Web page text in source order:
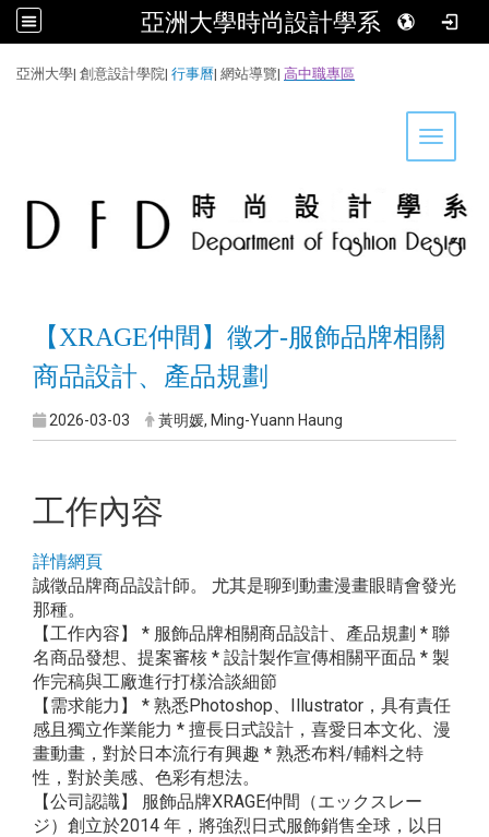
亞洲大學時尚設計學系
亞洲大學| 創意設計學院| 行事曆| 網站導覽| 高中職專區
Toggle
【XRAGE仲間】徵才-服飾品牌相關
商品設計、產品規劃
2026-03-03 黃明媛, Ming-Yuann Haung
工作內容
詳情網頁
誠徵品牌商品設計師。 尤其是聊到動畫漫畫眼睛會發光
那種。
【工作內容】 * 服飾品牌相關商品設計、產品規劃 * 聯
名商品發想、提案審核 * 設計製作宣傳相關平面品 * 製
作完稿與工廠進行打樣洽談細節
【需求能力】 * 熟悉Photoshop、Illustrator，具有責任
感且獨立作業能力 * 擅長日式設計，喜愛日本文化、漫
畫動畫，對於日本流行有興趣 * 熟悉布料/輔料之特
性，對於美感、色彩有想法。
【公司認識】 服飾品牌XRAGE仲間（エックスレー
ジ）創立於2014 年，將強烈日式服飾銷售全球，以日